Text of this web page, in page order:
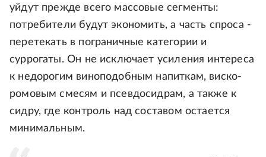
уйдут прежде всего массовые сегменты:
потребители будут экономить, а часть спроса -
перетекать в пограничные категории и
суррогаты. Он не исключает усиления интереса
к недорогим виноподобным напиткам, виско-
ромовым смесям и псевдосидрам, а также к
сидру, где контроль над составом остается
минимальным.